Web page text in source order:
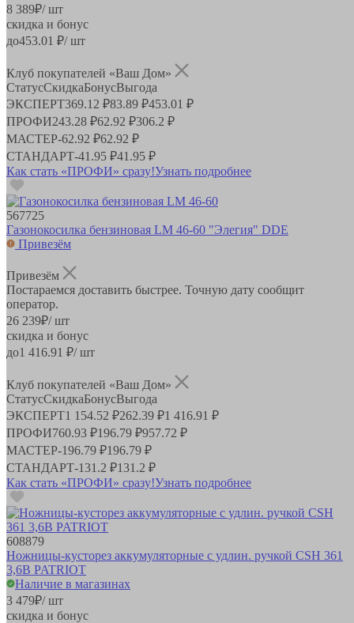
8 389₽/ шт
скидка и бонус
до453.01 ₽/ шт
Клуб покупателей «Ваш Дом»
СтатусСкидкаБонусВыгода
ЭКСПЕРТ369.12 ₽83.89 ₽453.01 ₽
ПРОФИ243.28 ₽62.92 ₽306.2 ₽
МАСТЕР-62.92 ₽62.92 ₽
СТАНДАРТ-41.95 ₽41.95 ₽
Как стать «ПРОФИ» сразу!Узнать подробнее
567725
Газонокосилка бензиновая LM 46-60 "Элегия" DDE
Привезём
Привезём
Постараемся доставить быстрее. Точную дату сообщит
оператор.
26 239₽/ шт
скидка и бонус
до1 416.91 ₽/ шт
Клуб покупателей «Ваш Дом»
СтатусСкидкаБонусВыгода
ЭКСПЕРТ1 154.52 ₽262.39 ₽1 416.91 ₽
ПРОФИ760.93 ₽196.79 ₽957.72 ₽
МАСТЕР-196.79 ₽196.79 ₽
СТАНДАРТ-131.2 ₽131.2 ₽
Как стать «ПРОФИ» сразу!Узнать подробнее
608879
Ножницы-кусторез аккумуляторные с удлин. ручкой CSH 361
3,6В PATRIOT
Наличие в магазинах
3 479₽/ шт
скидка и бонус